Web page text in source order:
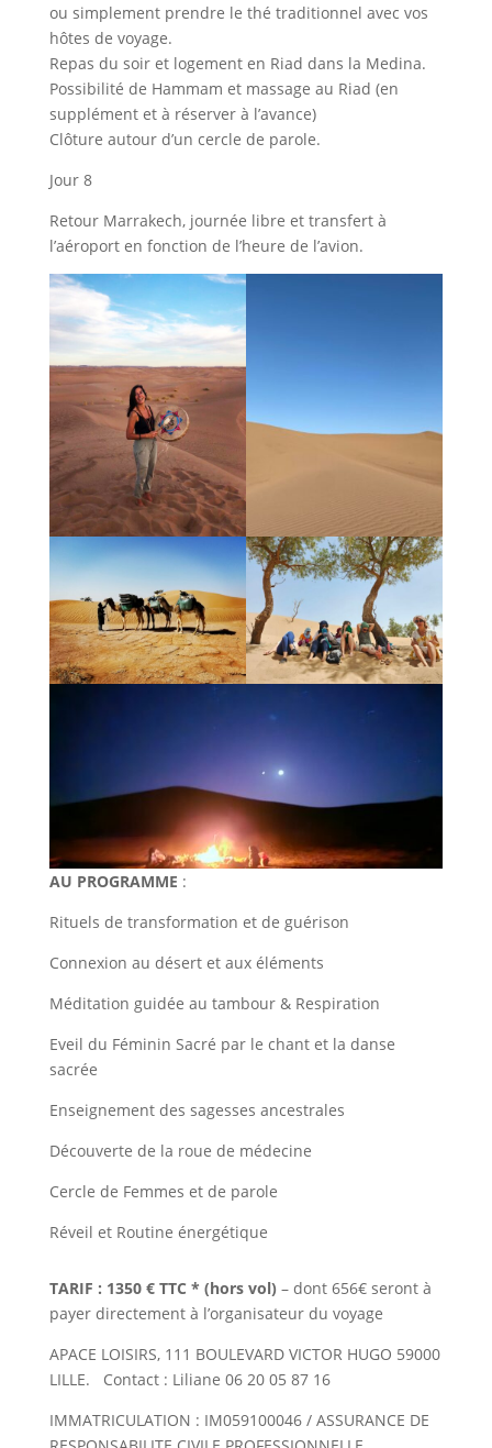
ou simplement prendre le thé traditionnel avec vos
hôtes de voyage.
Repas du soir et logement en Riad dans la Medina.
Possibilité de Hammam et massage au Riad (en
supplément et à réserver à l’avance)
Clôture autour d’un cercle de parole.
Jour 8
Retour Marrakech, journée libre et transfert à
l’aéroport en fonction de l’heure de l’avion.
AU PROGRAMME :
Rituels de transformation et de guérison
Connexion au désert et aux éléments
Méditation guidée au tambour & Respiration
Eveil du Féminin Sacré par le chant et la danse
sacrée
Enseignement des sagesses ancestrales
Découverte de la roue de médecine
Cercle de Femmes et de parole
Réveil et Routine énergétique
TARIF : 1350 € TTC * (hors vol) – dont 656€ seront à
payer directement à l’organisateur du voyage
APACE LOISIRS, 111 BOULEVARD VICTOR HUGO 59000
LILLE. Contact : Liliane 06 20 05 87 16
IMMATRICULATION : IM059100046 / ASSURANCE DE